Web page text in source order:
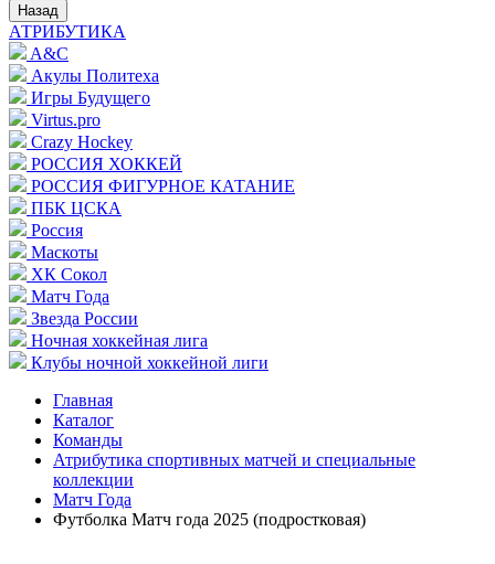
Назад
АТРИБУТИКА
A&C
Акулы Политеха
Игры Будущего
Virtus.pro
Crazy Hockey
РОССИЯ ХОККЕЙ
РОССИЯ ФИГУРНОЕ КАТАНИЕ
ПБК ЦСКА
Россия
Маскоты
ХК Сокол
Матч Года
Звезда России
Ночная хоккейная лига
Клубы ночной хоккейной лиги
Главная
Каталог
Команды
Атрибутика спортивных матчей и специальные
коллекции
Матч Года
Футболка Матч года 2025 (подростковая)